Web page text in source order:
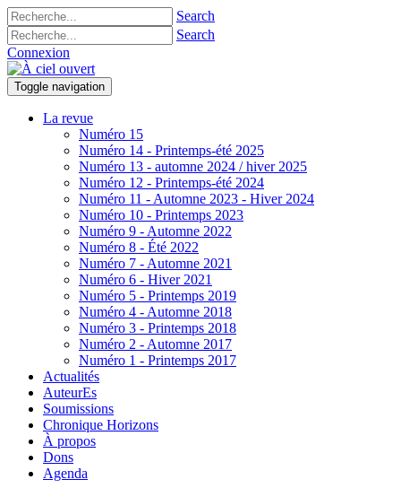
Search
Search
Connexion
Toggle navigation
La revue
Numéro 15
Numéro 14 - Printemps-été 2025
Numéro 13 - automne 2024 / hiver 2025
Numéro 12 - Printemps-été 2024
Numéro 11 - Automne 2023 - Hiver 2024
Numéro 10 - Printemps 2023
Numéro 9 - Automne 2022
Numéro 8 - Été 2022
Numéro 7 - Automne 2021
Numéro 6 - Hiver 2021
Numéro 5 - Printemps 2019
Numéro 4 - Automne 2018
Numéro 3 - Printemps 2018
Numéro 2 - Automne 2017
Numéro 1 - Printemps 2017
Actualités
AuteurEs
Soumissions
Chronique Horizons
À propos
Dons
Agenda